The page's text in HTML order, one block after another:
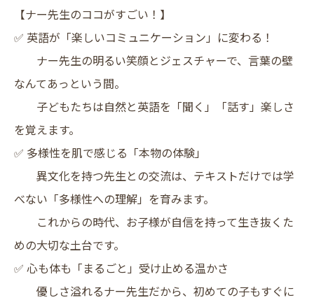
​【ナー先生のココがすごい！】
✅ 英語が「楽しいコミュニケーション」に変わる！
ナー先生の明るい笑顔とジェスチャーで、言葉の壁
なんてあっという間。
子どもたちは自然と英語を「聞く」「話す」楽しさ
を覚えます。
✅ 多様性を肌で感じる「本物の体験」
異文化を持つ先生との交流は、テキストだけでは学
べない「多様性への理解」を育みます。
これからの時代、お子様が自信を持って生き抜くた
めの大切な土台です。
✅ 心も体も「まるごと」受け止める温かさ
優しさ溢れるナー先生だから、初めての子もすぐに